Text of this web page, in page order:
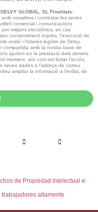
GLOBAL, SL Finalitats:
nosaltres i contestar les seves
comercial i comunicacions
mitjans electrònics, en cas
consentiment exprés, l'execució de
vostè i l'interès legítim de Delvy.
compartida amb la nostra base de
ajuden en la prestació dels serveis.
moment, així com sol·licitar l'accés,
seves dades a l'adreça de correu
ampliar la informació a l'enllaç de
de Propiedad Intelectual e
altamente